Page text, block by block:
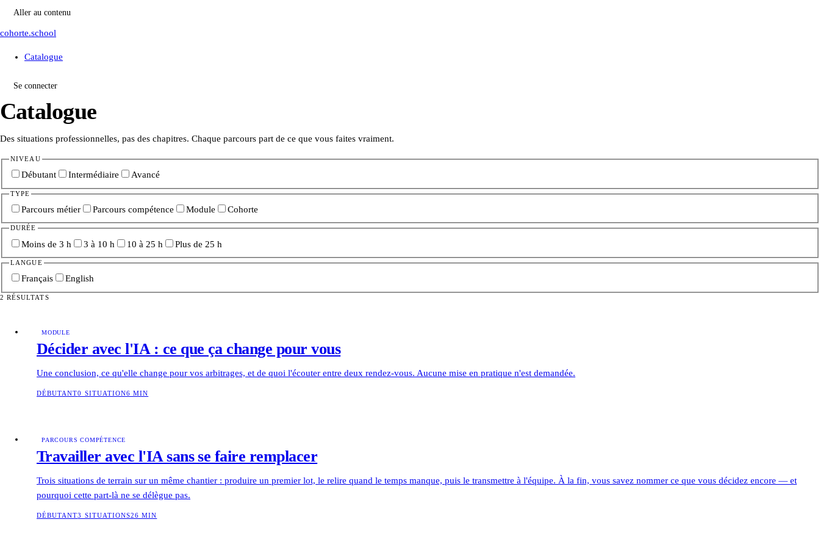
Aller au contenu
cohorte.school
Catalogue
Se connecter
Catalogue
Des situations professionnelles, pas des chapitres. Chaque parcours part de ce que vous faites vraiment.
NIVEAU
Débutant Intermédiaire Avancé
TYPE
Parcours métier Parcours compétence Module Cohorte
DURÉE
Moins de 3 h 3 à 10 h 10 à 25 h Plus de 25 h
LANGUE
Français English
2 RÉSULTATS
MODULE
Décider avec l'IA : ce que ça change pour vous
Une conclusion, ce qu'elle change pour vos arbitrages, et de quoi l'écouter entre deux rendez-vous. Aucune mise en pratique n'est demandée.
DÉBUTANT0 SITUATION6 MIN
PARCOURS COMPÉTENCE
Travailler avec l'IA sans se faire remplacer
Trois situations de terrain sur un même chantier : produire un premier lot, le relire quand le temps manque, puis le transmettre à l'équipe. À la fin, vous savez nommer ce que vous décidez encore — et
pourquoi cette part-là ne se délègue pas.
DÉBUTANT3 SITUATIONS26 MIN